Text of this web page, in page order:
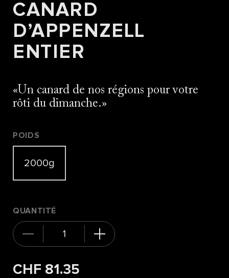
CANARD
D’APPENZELL
ENTIER
Un canard de nos régions pour votre
rôti du dimanche.
POIDS
2000g
QUANTITÉ
CHF 81.35